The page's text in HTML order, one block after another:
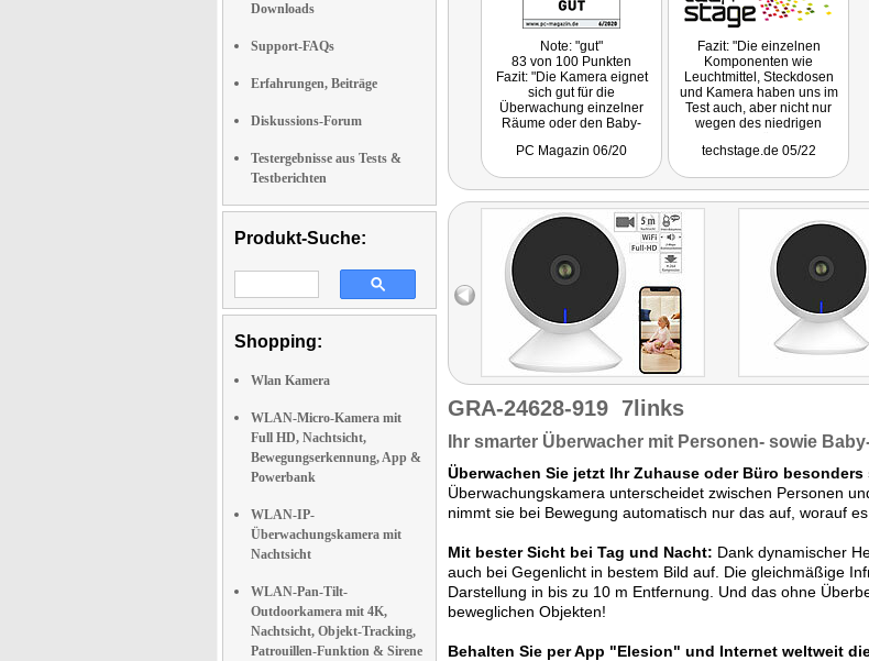
Downloads
Support-FAQs
Erfahrungen, Beiträge
Diskussions-Forum
Testergebnisse aus Tests &
Testberichten
Produkt-Suche:
Shopping:
Wlan Kamera
WLAN-Micro-Kamera mit
Full HD, Nachtsicht,
Bewegungserkennung, App &
Powerbank
WLAN-IP-
Überwachungskamera mit
Nachtsicht
WLAN-Pan-Tilt-
Outdoorkamera mit 4K,
Nachtsicht, Objekt-Tracking,
Patrouillen-Funktion & Sirene
Note: "gut"
83 von 100 Punkten
Fazit: "Die Kamera eignet
sich gut für die
Überwachung einzelner
Räume oder den Baby-
über Push-Nachricht auf
Speicherkarte."
PC Magazin 06/20
Fazit: "Die einzelnen
Komponenten wie
Leuchtmittel, Steckdosen
und Kamera haben uns im
Test auch, aber nicht nur
wegen des niedrigen
techstage.de 05/22
GRA-24628-919 7links
Ihr smarter Überwacher mit Personen- sowie
Überwachen Sie jetzt Ihr Zuhause oder Büro besonders
Überwachungskamera unterscheidet zwischen Personen
nimmt sie bei Bewegung automatisch nur das auf, worauf
Mit bester Sicht bei Tag und Nacht: Dank dynamischer
auch bei Gegenlicht in bestem Bild auf. Die gleichmäßige
Darstellung in bis zu 10 m Entfernung. Und das ohne
beweglichen Objekten!
Behalten Sie per App "Elesion" und Internet weltweit